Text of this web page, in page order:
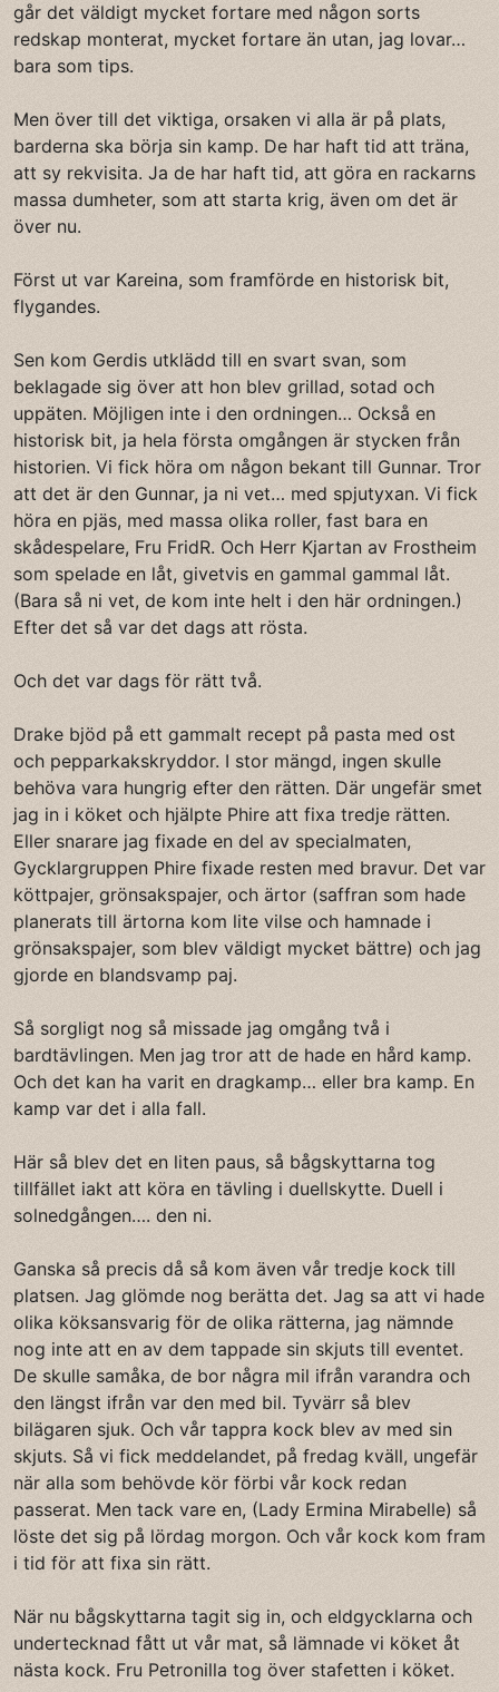
går det väldigt mycket fortare med någon sorts
redskap monterat, mycket fortare än utan, jag lovar…
bara som tips.
Men över till det viktiga, orsaken vi alla är på plats,
barderna ska börja sin kamp. De har haft tid att träna,
att sy rekvisita. Ja de har haft tid, att göra en rackarns
massa dumheter, som att starta krig, även om det är
över nu.
Först ut var Kareina, som framförde en historisk bit,
flygandes.
Sen kom Gerdis utklädd till en svart svan, som
beklagade sig över att hon blev grillad, sotad och
uppäten. Möjligen inte i den ordningen… Också en
historisk bit, ja hela första omgången är stycken från
historien. Vi fick höra om någon bekant till Gunnar. Tror
att det är den Gunnar, ja ni vet… med spjutyxan. Vi fick
höra en pjäs, med massa olika roller, fast bara en
skådespelare, Fru FridR. Och Herr Kjartan av Frostheim
som spelade en låt, givetvis en gammal gammal låt.
(Bara så ni vet, de kom inte helt i den här ordningen.)
Efter det så var det dags att rösta.
Och det var dags för rätt två.
Drake bjöd på ett gammalt recept på pasta med ost
och pepparkakskryddor. I stor mängd, ingen skulle
behöva vara hungrig efter den rätten. Där ungefär smet
jag in i köket och hjälpte Phire att fixa tredje rätten.
Eller snarare jag fixade en del av specialmaten,
Gycklargruppen Phire fixade resten med bravur. Det var
köttpajer, grönsakspajer, och ärtor (saffran som hade
planerats till ärtorna kom lite vilse och hamnade i
grönsakspajer, som blev väldigt mycket bättre) och jag
gjorde en blandsvamp paj.
Så sorgligt nog så missade jag omgång två i
bardtävlingen. Men jag tror att de hade en hård kamp.
Och det kan ha varit en dragkamp… eller bra kamp. En
kamp var det i alla fall.
Här så blev det en liten paus, så bågskyttarna tog
tillfället iakt att köra en tävling i duellskytte. Duell i
solnedgången…. den ni.
Ganska så precis då så kom även vår tredje kock till
platsen. Jag glömde nog berätta det. Jag sa att vi hade
olika köksansvarig för de olika rätterna, jag nämnde
nog inte att en av dem tappade sin skjuts till eventet.
De skulle samåka, de bor några mil ifrån varandra och
den längst ifrån var den med bil. Tyvärr så blev
bilägaren sjuk. Och vår tappra kock blev av med sin
skjuts. Så vi fick meddelandet, på fredag kväll, ungefär
när alla som behövde kör förbi vår kock redan
passerat. Men tack vare en, (Lady Ermina Mirabelle) så
löste det sig på lördag morgon. Och vår kock kom fram
i tid för att fixa sin rätt.
När nu bågskyttarna tagit sig in, och eldgycklarna och
undertecknad fått ut vår mat, så lämnade vi köket åt
nästa kock. Fru Petronilla tog över stafetten i köket.